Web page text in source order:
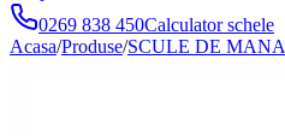
0269 838 450Calculator schele
Acasa/Produse/SCULE DE MANA